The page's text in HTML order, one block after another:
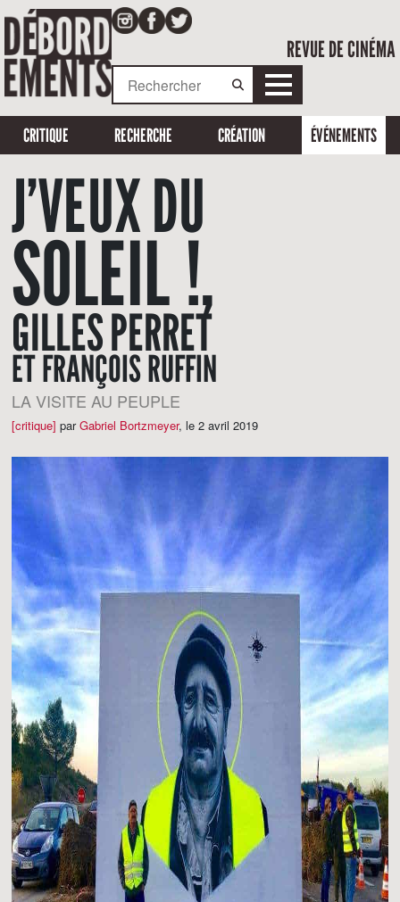
REVUE DE CINÉMA
CRITIQUE RECHERCHE CRÉATION ÉVÉNEMENTS
J’VEUX DU
SOLEIL !,
GILLES PERRET
ET FRANÇOIS RUFFIN
LA VISITE AU PEUPLE
[critique] parGabriel Bortzmeyer, le 2 avril 2019